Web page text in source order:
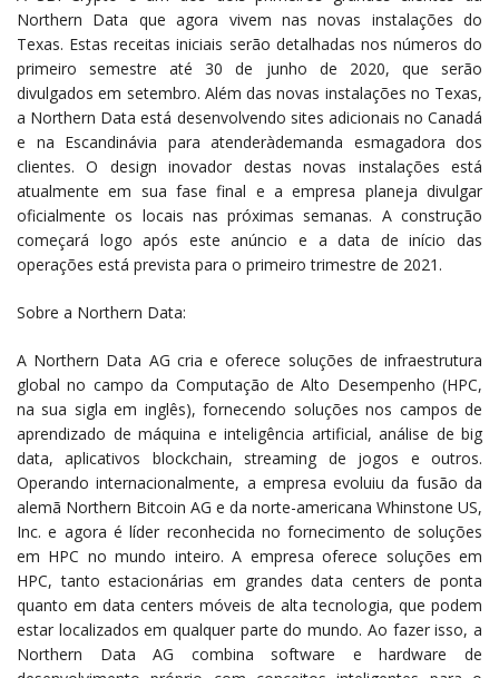
Northern Data que agora vivem nas novas instalações do
Texas. Estas receitas iniciais serão detalhadas nos números do
primeiro semestre até 30 de junho de 2020, que serão
divulgados em setembro. Além das novas instalações no Texas,
a Northern Data está desenvolvendo sites adicionais no Canadá
e na Escandinávia para atenderàdemanda esmagadora dos
clientes. O design inovador destas novas instalações está
atualmente em sua fase final e a empresa planeja divulgar
oficialmente os locais nas próximas semanas. A construção
começará logo após este anúncio e a data de início das
operações está prevista para o primeiro trimestre de 2021.
Sobre a Northern Data:
A Northern Data AG cria e oferece soluções de infraestrutura
global no campo da Computação de Alto Desempenho (HPC,
na sua sigla em inglês), fornecendo soluções nos campos de
aprendizado de máquina e inteligência artificial, análise de big
data, aplicativos blockchain, streaming de jogos e outros.
Operando internacionalmente, a empresa evoluiu da fusão da
alemã Northern Bitcoin AG e da norte-americana Whinstone US,
Inc. e agora é líder reconhecida no fornecimento de soluções
em HPC no mundo inteiro. A empresa oferece soluções em
HPC, tanto estacionárias em grandes data centers de ponta
quanto em data centers móveis de alta tecnologia, que podem
estar localizados em qualquer parte do mundo. Ao fazer isso, a
Northern Data AG combina software e hardware de